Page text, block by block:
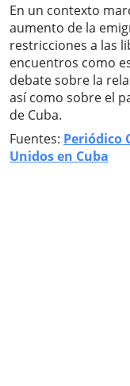
En un contexto
aumento de la
restricciones a las
encuentros como
debate sobre la
así como sobre el
de Cuba.
Fuentes: Periódico
Unidos en Cuba